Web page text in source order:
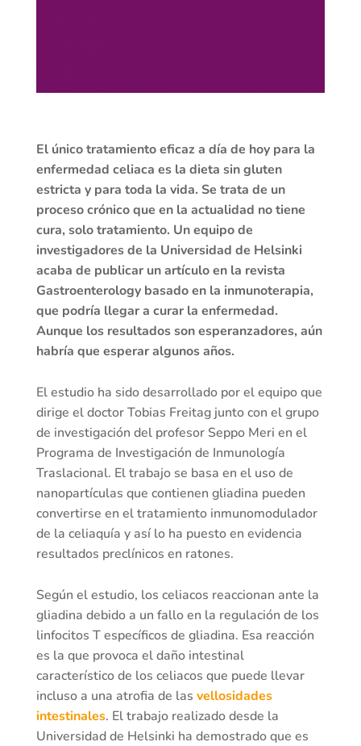
El único tratamiento eficaz a día de hoy para la
enfermedad celiaca es la dieta sin gluten
estricta y para toda la vida. Se trata de un
proceso crónico que en la actualidad no tiene
cura, solo tratamiento. Un equipo de
investigadores de la Universidad de Helsinki
acaba de publicar un artículo en la revista
Gastroenterology basado en la inmunoterapia,
que podría llegar a curar la enfermedad.
Aunque los resultados son esperanzadores, aún
habría que esperar algunos años.
El estudio ha sido desarrollado por el equipo que
dirige el doctor Tobias Freitag junto con el grupo
de investigación del profesor Seppo Meri en el
Programa de Investigación de Inmunología
Traslacional. El trabajo se basa en el uso de
nanopartículas que contienen gliadina pueden
convertirse en el tratamiento inmunomodulador
de la celiaquía y así lo ha puesto en evidencia
resultados preclínicos en ratones.
Según el estudio, los celiacos reaccionan ante la
gliadina debido a un fallo en la regulación de los
linfocitos T específicos de gliadina. Esa reacción
es la que provoca el daño intestinal
característico de los celiacos que puede llevar
incluso a una atrofia de las vellosidades
intestinales. El trabajo realizado desde la
Universidad de Helsinki ha demostrado que es